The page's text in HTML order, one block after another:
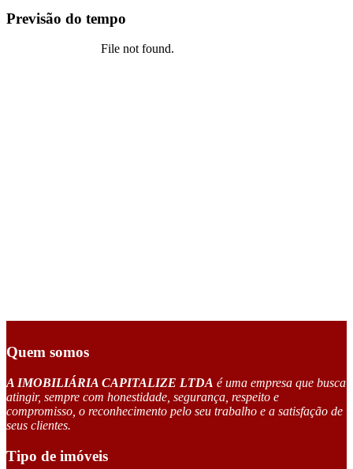
Previsão do tempo
Quem somos
A IMOBILIÁRIA CAPITALIZE LTDA é uma empresa que busca
atingir, sempre com honestidade, segurança, respeito e
compromisso, o reconhecimento pelo seu trabalho e a satisfação de
seus clientes.
Tipo de imóveis